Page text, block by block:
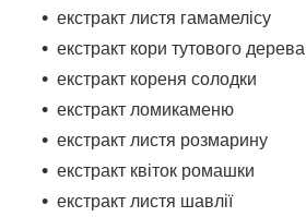
екстракт листя гамамелісу
екстракт кори тутового дерева
екстракт кореня солодки
екстракт ломикаменю
екстракт листя розмарину
екстракт квіток ромашки
екстракт листя шавлії